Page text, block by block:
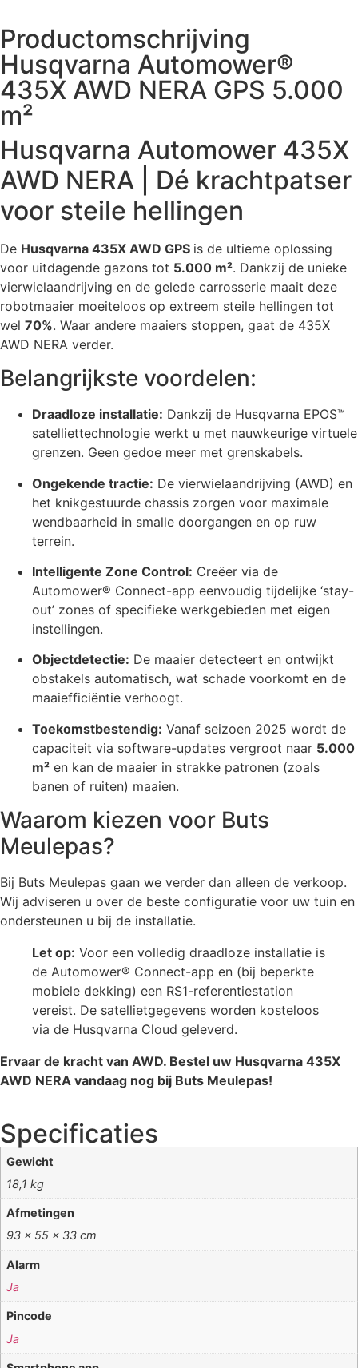
Productomschrijving
Husqvarna Automower®
435X AWD NERA GPS 5.000
m²
Husqvarna Automower 435X
AWD NERA | Dé krachtpatser
voor steile hellingen
De Husqvarna 435X AWD GPS is de ultieme oplossing
voor uitdagende gazons tot 5.000 m². Dankzij de unieke
vierwielaandrijving en de gelede carrosserie maait deze
robotmaaier moeiteloos op extreem steile hellingen tot
wel 70%. Waar andere maaiers stoppen, gaat de 435X
AWD NERA verder.
Belangrijkste voordelen:
Draadloze installatie: Dankzij de Husqvarna EPOS™
satelliettechnologie werkt u met nauwkeurige virtuele
grenzen. Geen gedoe meer met grenskabels.
Ongekende tractie: De vierwielaandrijving (AWD) en
het knikgestuurde chassis zorgen voor maximale
wendbaarheid in smalle doorgangen en op ruw
terrein.
Intelligente Zone Control: Creëer via de
Automower® Connect-app eenvoudig tijdelijke ‘stay-
out’ zones of specifieke werkgebieden met eigen
instellingen.
Objectdetectie: De maaier detecteert en ontwijkt
obstakels automatisch, wat schade voorkomt en de
maaiefficiëntie verhoogt.
Toekomstbestendig: Vanaf seizoen 2025 wordt de
capaciteit via software-updates vergroot naar 5.000
m² en kan de maaier in strakke patronen (zoals
banen of ruiten) maaien.
Waarom kiezen voor Buts
Meulepas?
Bij Buts Meulepas gaan we verder dan alleen de verkoop.
Wij adviseren u over de beste configuratie voor uw tuin en
ondersteunen u bij de installatie.
Let op: Voor een volledig draadloze installatie is
de Automower® Connect-app en (bij beperkte
mobiele dekking) een RS1-referentiestation
vereist. De satellietgegevens worden kosteloos
via de Husqvarna Cloud geleverd.
Ervaar de kracht van AWD. Bestel uw Husqvarna 435X
AWD NERA vandaag nog bij Buts Meulepas!
Specificaties
Gewicht
18,1 kg
Afmetingen
93 × 55 × 33 cm
Alarm
Ja
Pincode
Ja